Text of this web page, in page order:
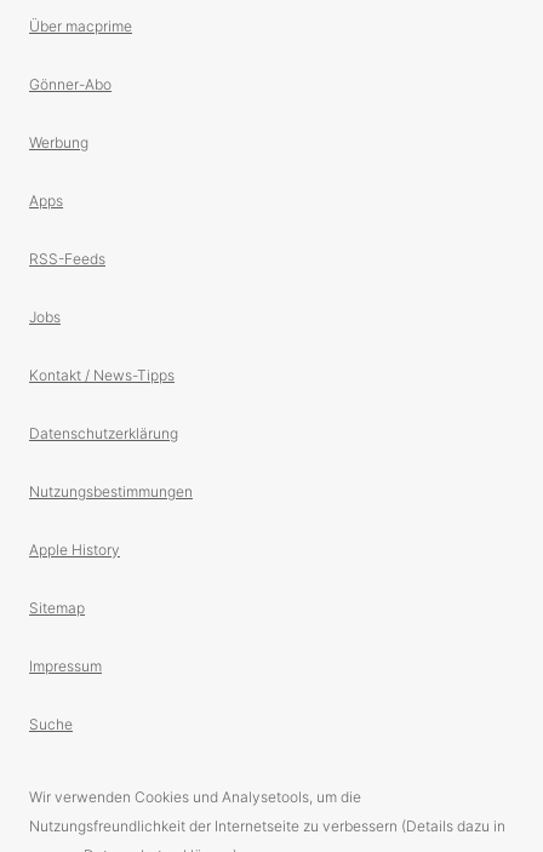
Über macprime
Gönner-Abo
Werbung
Apps
RSS-Feeds
Jobs
Kontakt / News-Tipps
Datenschutzerklärung
Nutzungsbestimmungen
Apple History
Sitemap
Impressum
Suche
Wir verwenden Cookies und Analysetools, um die
Nutzungsfreundlichkeit der Internetseite zu verbessern (Details dazu in